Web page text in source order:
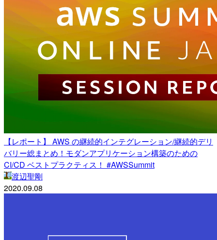
【レポート】 AWS の継続的インテグレーション/継続的デリ
バリー総まとめ！モダンアプリケーション構築のための
CI/CD ベストプラクティス！ #AWSSummit
渡辺聖剛
2020.09.08